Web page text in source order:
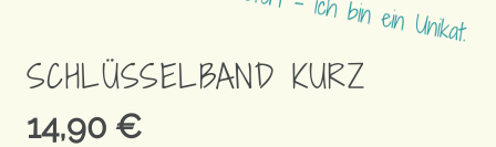
SCHLÜSSELBAND KURZ
14,90 €